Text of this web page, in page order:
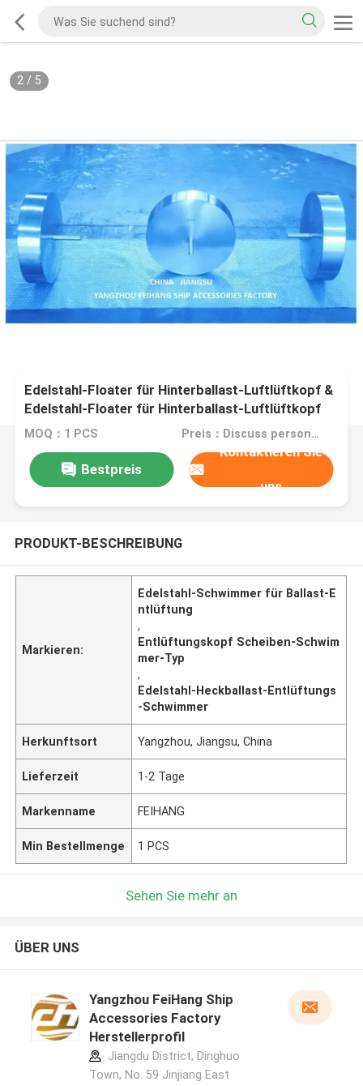
2/ 5
Edelstahl-Floater für Hinterballast-Luftlüftkopf &
Edelstahl-Floater für Hinterballast-Luftlüftkopf
MOQ：1 PCS Preis：Discuss personally
Bestpreis
Kontaktieren Sie
uns
PRODUKT-BESCHREIBUNG
Markieren:
Edelstahl-Schwimmer für Ballast-E
ntlüftung
,
Entlüftungskopf Scheiben-Schwim
mer-Typ
,
Edelstahl-Heckballast-Entlüftungs
-Schwimmer
Herkunftsort Yangzhou, Jiangsu, China
Lieferzeit 1-2 Tage
Markenname FEIHANG
Min Bestellmenge 1 PCS
Sehen Sie mehr an
ÜBER UNS
Yangzhou FeiHang Ship
Accessories Factory
Herstellerprofil
Jiangdu District, Dinghuo
Town, No. 59 Jinjiang East